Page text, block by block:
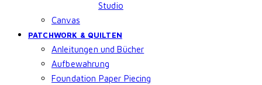
Studio
Canvas
PATCHWORK & QUILTEN
Anleitungen und Bücher
Aufbewahrung
Foundation Paper Piecing